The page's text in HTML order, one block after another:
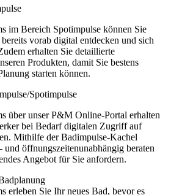
im Bereich Spotimpulse können Sie
vorab digital entdecken und sich
erhalten Sie detaillierte
Produkten, damit Sie bestens
starten können.
Spotimpulse
über unser P&M Online-Portal erhalten
bei Bedarf digitalen Zugriff auf
Mithilfe der Badimpulse-Kachel
und öffnungszeitenunabhängig beraten
Angebot für Sie anfordern.
erleben Sie Ihr neues Bad, bevor es